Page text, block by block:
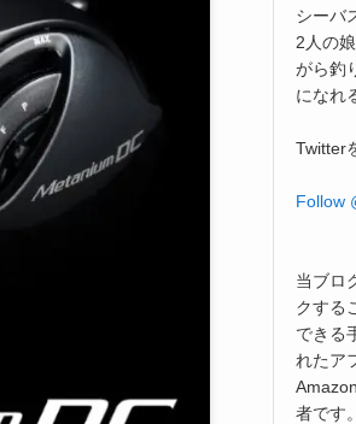
シーバ
2人の
がら釣
になれ
Twitter
Follow
当ブロ
クする
できる
れたア
者です。